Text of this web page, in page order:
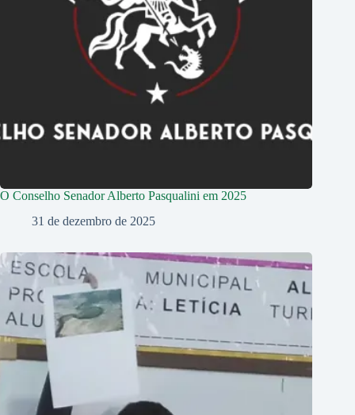
O Conselho Senador Alberto Pasqualini em 2025
31 de dezembro de 2025